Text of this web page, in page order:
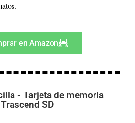
en Amazon
- Tarjeta de memoria
Trascend SD